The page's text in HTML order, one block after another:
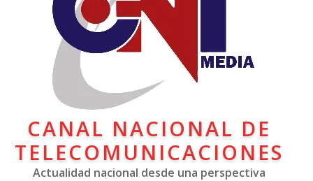
CANAL NACIONAL DE
TELECOMUNICACIONES
Actualidad nacional desde una perspectiva